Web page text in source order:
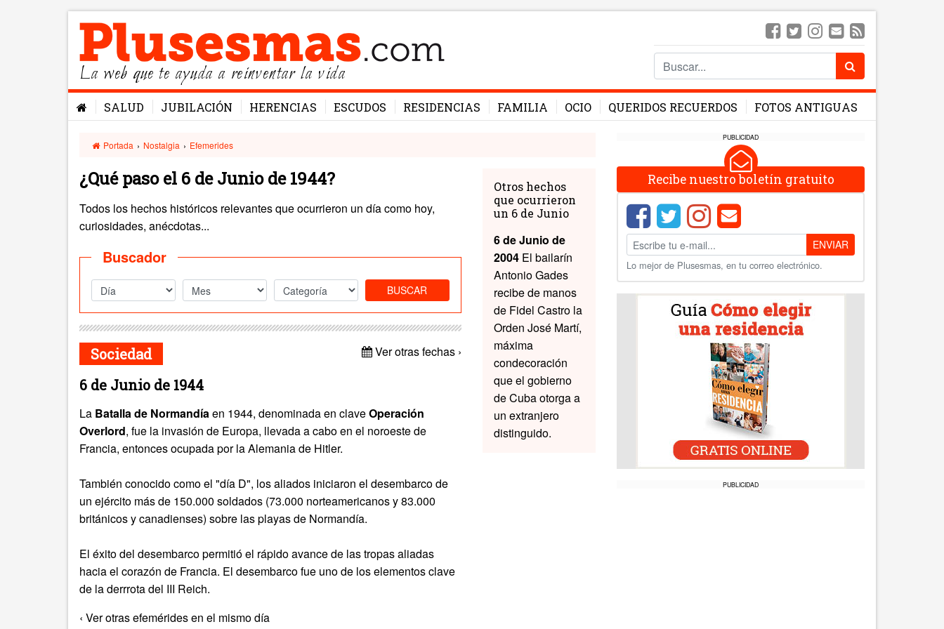
La web que te ayuda a reinventar la vida
SALUD JUBILACIÓN HERENCIAS ESCUDOS RESIDENCIAS FAMILIA OCIO QUERIDOS RECUERDOS FOTOS ANTIGUAS
Portada › Nostalgia › Efemerides
¿Qué paso el 6 de Junio de 1944?
Todos los hechos históricos relevantes que ocurrieron un día como hoy,
curiosidades, anécdotas...
Buscador
BUSCAR
Sociedad Ver otras fechas ›
6 de Junio de 1944
La Batalla de Normandíaen 1944, denominada en claveOperación
Overlord, fue la invasión de Europa, llevada a cabo en el noroeste de
Francia, entonces ocupada por la Alemania de Hitler.
También conocido como el "día D", los aliados iniciaron el desembarco de
un ejército más de 150.000 soldados (73.000 norteamericanos y 83.000
británicos y canadienses) sobre las playas de Normandía.
El éxito del desembarco permitió el rápido avance de las tropas aliadas
hacia el corazón de Francia. El desembarco fue uno de los elementos clave
de la derrrota del III Reich.
‹ Ver otras efemérides en el mismo día
Otros hechos
que ocurrieron
un 6 de Junio
6 de Junio de
2004El bailarín
Antonio Gades
recibe de manos
de Fidel Castro la
Orden José Martí,
máxima
condecoración
que el gobierno
de Cuba otorga a
un extranjero
distinguido.
PUBLICIDAD
Recibe nuestro boletín gratuito
ENVIAR
Lo mejor de Plusesmas, en tu correo electrónico.
PUBLICIDAD